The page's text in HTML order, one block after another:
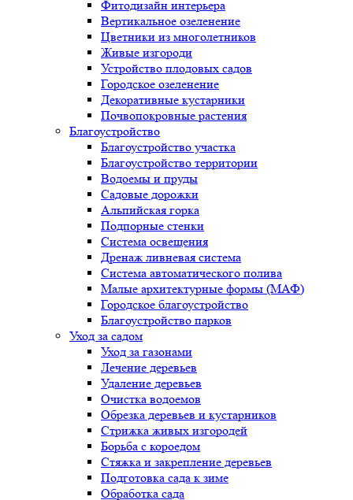
Фитодизайн интерьера
Вертикальное озеленение
Цветники из многолетников
Живые изгороди
Устройство плодовых садов
Городское озеленение
Декоративные кустарники
Почвопокровные растения
Благоустройство
Благоустройство участка
Благоустройство территории
Водоемы и пруды
Садовые дорожки
Альпийская горка
Подпорные стенки
Система освещения
Дренаж ливневая система
Система автоматического полива
Малые архитектурные формы (МАФ)
Городское благоустройство
Благоустройство парков
Уход за садом
Уход за газонами
Лечение деревьев
Удаление деревьев
Очистка водоемов
Обрезка деревьев и кустарников
Стрижка живых изгородей
Борьба с короедом
Стяжка и закрепление деревьев
Подготовка сада к зиме
Обработка сада